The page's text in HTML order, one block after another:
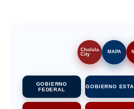
Cholula
City
MAPA
GOBIERNO
FEDERAL
GOBIERNO